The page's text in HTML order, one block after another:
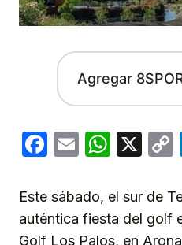
Agregar
Facebook
Email X
Este sábado, el sur de
auténtica fiesta del golf
Golf Los Palos, en